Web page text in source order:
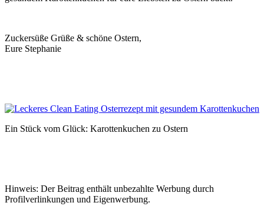
Zuckersüße Grüße & schöne Ostern,
Eure Stephanie
Ein Stück vom Glück: Karottenkuchen zu Ostern
Hinweis: Der Beitrag enthält unbezahlte Werbung durch
Profilverlinkungen und Eigenwerbung.